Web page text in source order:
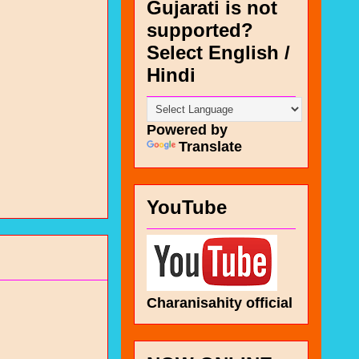
Gujarati is not
supported?
Select English /
Hindi
Powered by
Translate
YouTube
Charanisahity official